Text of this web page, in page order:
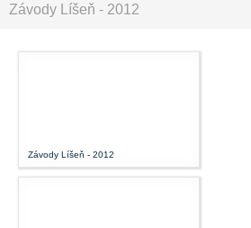
Závody Líšeň - 2012
Závody Líšeň - 2012